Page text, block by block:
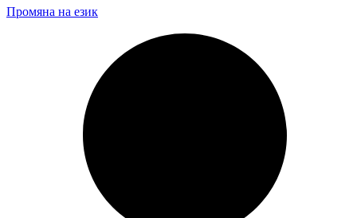
Промяна на език